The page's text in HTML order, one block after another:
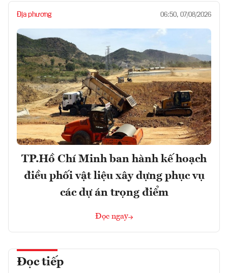
Địa phương 06:50, 07/08/2026
TP.Hồ Chí Minh ban hành kế hoạch
điều phối vật liệu xây dựng phục vụ
các dự án trọng điểm
Đọc ngay
Đọc tiếp